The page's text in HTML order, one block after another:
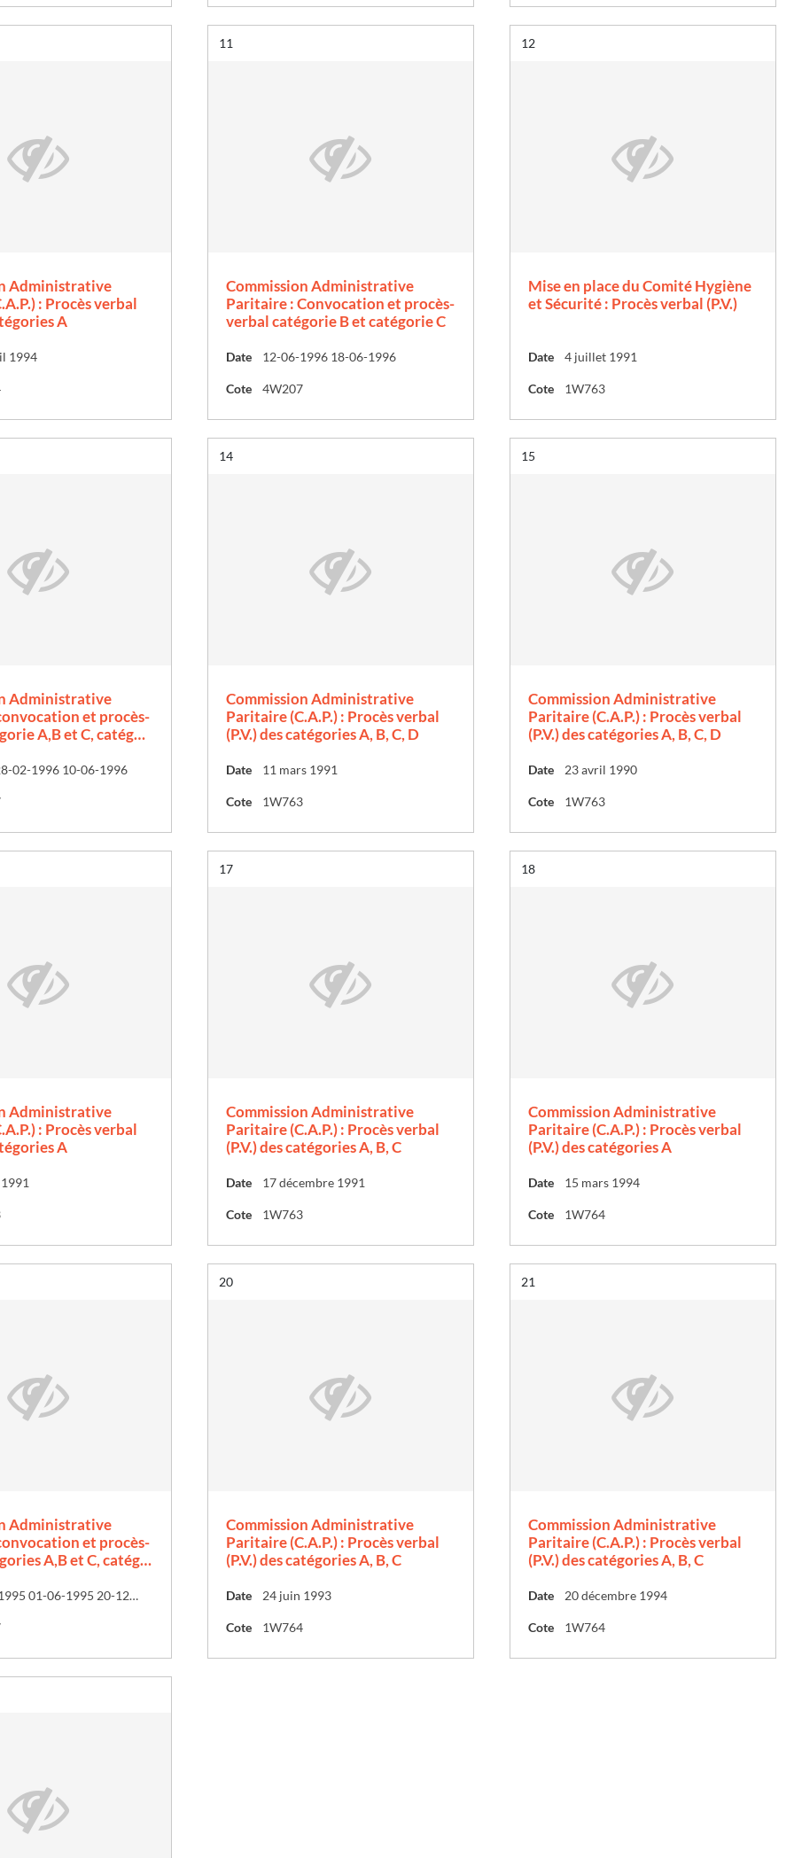
Administrative
: Procès verbal
A
1994
Résultat n°
11
Commission Administrative
Paritaire : Convocation et procès-
verbal catégorie B et catégorie C
Date 12-06-1996 18-06-1996
Cote 4W207
Résultat n°
12
Mise en place du Comité Hygiène
et Sécurité : Procès verbal (P.V.)
Date 4 juillet 1991
Cote 1W763
Administrative
et procès-
A,B et C, catég…
02-1996 10-06-1996
Résultat n°
14
Commission Administrative
Paritaire (C.A.P.) : Procès verbal
(P.V.) des catégories A, B, C, D
Date 11 mars 1991
Cote 1W763
Résultat n°
15
Commission Administrative
Paritaire (C.A.P.) : Procès verbal
(P.V.) des catégories A, B, C, D
Date 23 avril 1990
Cote 1W763
Administrative
: Procès verbal
A
Résultat n°
17
Commission Administrative
Paritaire (C.A.P.) : Procès verbal
(P.V.) des catégories A, B, C
Date 17 décembre 1991
Cote 1W763
Résultat n°
18
Commission Administrative
Paritaire (C.A.P.) : Procès verbal
(P.V.) des catégories A
Date 15 mars 1994
Cote 1W764
Administrative
et procès-
A,B et C, catég…
20-04-1995 01-06-1995 20-12-1995
Résultat n°
20
Commission Administrative
Paritaire (C.A.P.) : Procès verbal
(P.V.) des catégories A, B, C
Date 24 juin 1993
Cote 1W764
Résultat n°
21
Commission Administrative
Paritaire (C.A.P.) : Procès verbal
(P.V.) des catégories A, B, C
Date 20 décembre 1994
Cote 1W764